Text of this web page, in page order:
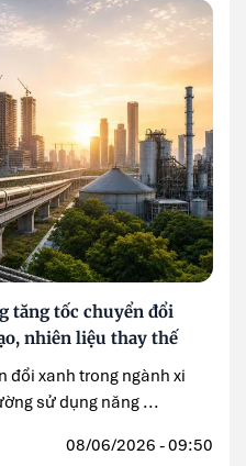
tăng tốc chuyển đổi
nhiên liệu thay thế
đổi xanh trong ngành xi
sử dụng năng ...
08/06/2026 - 09:50